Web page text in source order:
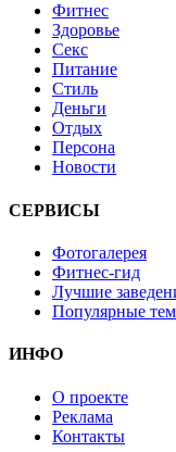
Фитнес
Здоровье
Секс
Питание
Стиль
Деньги
Отдых
Персона
Новости
СЕРВИСЫ
Фотогалерея
Фитнес-гид
Лучшие
Популярные
ИНФО
О проекте
Реклама
Контакты